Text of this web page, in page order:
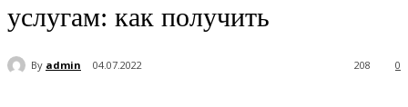
услугам: как получить
By admin 04.07.2022 0
208